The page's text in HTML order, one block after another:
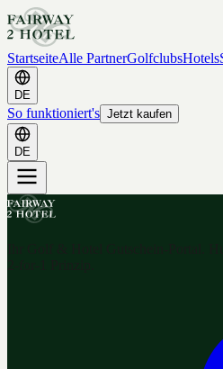
StartseiteAlle PartnerGolfclubsHotels
DE
So funktioniert's Jetzt kaufen
DE